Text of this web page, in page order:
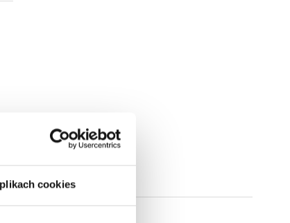
cookies